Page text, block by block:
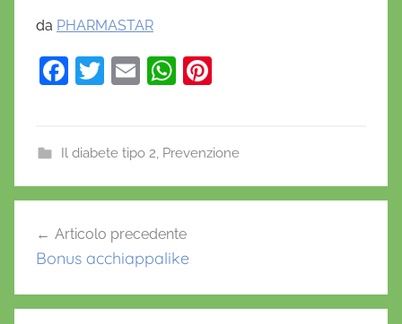
da PHARMASTAR
F
e
b
o
k
T
er
E
l
W
s
A
p
e
st
Il diabete tipo 2, Prevenzione
A
,
n
articoli
Articolo precedente
Bonus acchiappalike